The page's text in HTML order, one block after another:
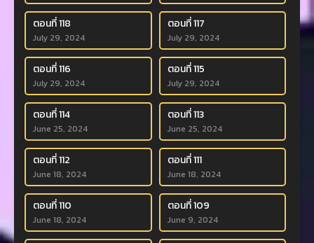
ตอนที่ 118
July 29, 2024
ตอนที่ 117
July 29, 2024
ตอนที่ 116
July 29, 2024
ตอนที่ 115
July 29, 2024
ตอนที่ 114
June 25, 2024
ตอนที่ 113
June 25, 2024
ตอนที่ 112
June 18, 2024
ตอนที่ 111
June 18, 2024
ตอนที่ 110
June 18, 2024
ตอนที่ 109
June 9, 2024